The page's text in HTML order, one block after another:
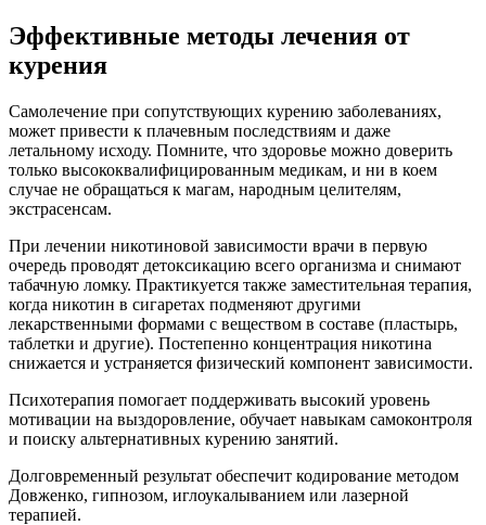
Эффективные методы лечения от
курения
Самолечение при сопутствующих курению заболеваниях,
может привести к плачевным последствиям и даже
летальному исходу. Помните, что здоровье можно доверить
только высококвалифицированным медикам, и ни в коем
случае не обращаться к магам, народным целителям,
экстрасенсам.
При лечении никотиновой зависимости врачи в первую
очередь проводят детоксикацию всего организма и снимают
табачную ломку. Практикуется также заместительная терапия,
когда никотин в сигаретах подменяют другими
лекарственными формами с веществом в составе (пластырь,
таблетки и другие). Постепенно концентрация никотина
снижается и устраняется физический компонент зависимости.
Психотерапия помогает поддерживать высокий уровень
мотивации на выздоровление, обучает навыкам самоконтроля
и поиску альтернативных курению занятий.
Долговременный результат обеспечит кодирование методом
Довженко, гипнозом, иглоукалыванием или лазерной
терапией.